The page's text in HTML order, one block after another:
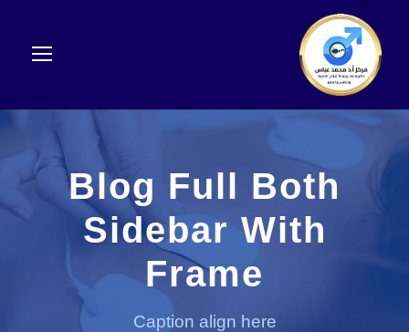
Blog Full Both
Sidebar With
Frame
Caption align here